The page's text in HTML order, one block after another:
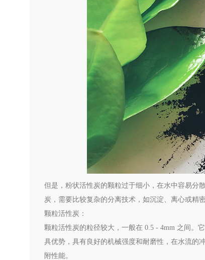
但是，粉状活性炭的颗粒过于细小，在水中容易分
炭，需要比较复杂的分离技术，如沉淀、离心或精密
颗粒活性炭：
颗粒活性炭的粒径较大，一般在 0.5 - 4mm 之间。
具优势，具有良好的机械强度和耐磨性，在水流的
附性能。